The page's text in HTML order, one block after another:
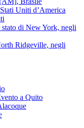
Uniti d’America
stato di New York, negli
Ridgeville, negli
a Quito